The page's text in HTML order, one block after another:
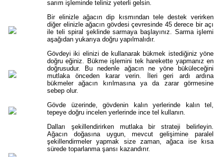
sarım işleminde teliniz yeterli gelsin.
Bir elinizle ağacın dip kısmından tele destek verirken
diğer elinizle ağacın gövdesi çevresinde 45 derece bir açı
ile teli spiral şeklinde sarmaya başlayınız. Sarma işlemi
aşağıdan yukarıya doğru yapılmalıdır.
Gövdeyi iki elinizi de kullanarak bükmek istediğiniz yöne
doğru eğiniz. Bükme işlemini tek harekette yapmanız en
doğrusudur. Bu nedenle ağacın ne yöne büküleceğini
mutlaka önceden karar verin. İleri geri ardı ardına
bükmeler ağacın kırılmasına ya da zarar görmesine
sebep olur.
Gövde üzerinde, gövdenin kalın yerlerinde kalın tel,
tepeye doğru incelen yerlerinde ince tel kullanın.
Dalları şekillendirirken mutlaka bir strateji belirleyin.
Ağacın doğasına uygun, mevcut gelişimine paralel
şekillendirmeler yapmak size zaman, ağaca ise kısa
sürede toparlanma şansı kazandırır.